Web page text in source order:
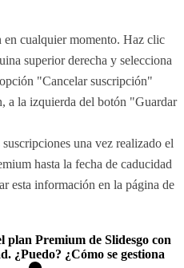
en cualquier momento. Haz clic
superior derecha y selecciona
"Cancelar suscripción"
a la izquierda del botón "Guardar
una vez realizado el
hasta la fecha de caducidad
esta información en la página de
plan Premium de Slidesgo con
¿Puedo? ¿Cómo se gestiona